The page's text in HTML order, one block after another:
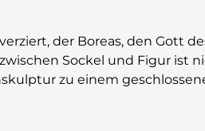
der Boreas, den Gott
Sockel und Figur ist
zu einem